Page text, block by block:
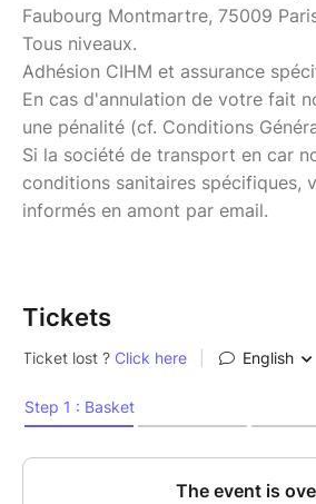
Faubourg Montmartre, 75009
Tous niveaux.
Adhésion CIHM et assurance
En cas d'annulation de votre fait
une pénalité (cf. Conditions
Si la société de transport en car
conditions sanitaires spécifiques,
informés en amont par email.
Tickets